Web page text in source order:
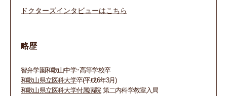
ドクターズインタビューはこちら
略歴
智弁学園和歌山中学･高等学校卒
和歌山県立医科大学卒(平成6年3月)
和歌山県立医科大学付属病院第二内科学教室入局